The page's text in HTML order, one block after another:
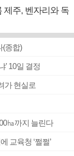
제주, 벤자리와 독
(종합)
’ 10일 결정
가 현실로
㏊까지 늘린다
교육청 ‘쩔쩔’